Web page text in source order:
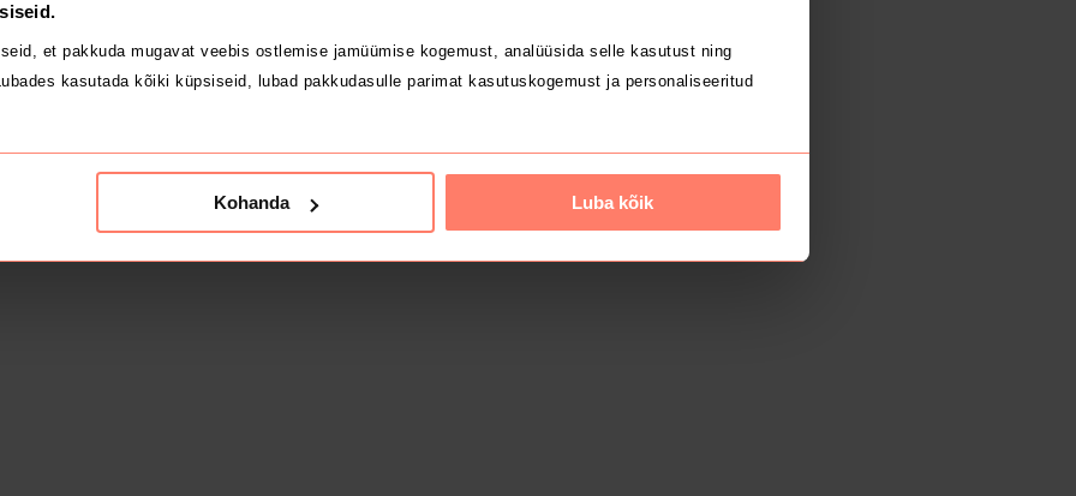
et pakkuda mugavat veebis ostlemise jamüümise kogemust, analüüsida selle kasutust ning
kasutada kõiki küpsiseid, lubad pakkudasulle parimat kasutuskogemust ja personaliseeritud
Kohanda Luba kõik